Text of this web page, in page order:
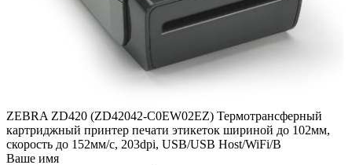
ZEBRA ZD420 (ZD42042-C0EW02EZ) Термотрансферный
картриджный принтер печати этикеток шириной до 102мм,
скорость до 152мм/с, 203dpi, USB/USB Host/WiFi/B
Ваше имя